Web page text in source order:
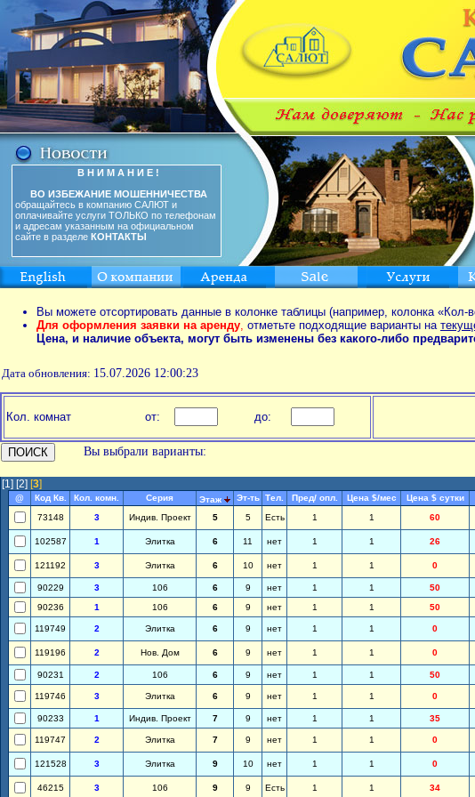
В Н И М А Н И Е !
ВО ИЗБЕЖАНИЕ МОШЕННИЧЕСТВА
обращайтесь в компанию САЛЮТ и
оплачивайте услуги ТОЛЬКО по телефонам
и адресам указанным на официальном
сайте в разделе КОНТАКТЫ
Вы можете отсортировать данные в колонке таблицы (например, колонка
Для оформления заявки на аренду, отметьте подходящие варианты на
Цена, и наличие объекта, могут быть изменены без какого-либо
Дата обновления: 15.07.2026 12:00:23
Кол. комнат от: до:
Вы выбрали варианты:
[1] [2] [3]
@ Код Кв. Кол. комн. Серия Этаж Эт-ть Тел. Пред/ опл. Цена $/мес Цена $ сутки
73148
3 Индив. Проект 5 5 Есть 1 1 60
102587 1 Элитка 6 11 нет 1 1 26
121192 3 Элитка 6 10 нет 1 1 0
90229 3 106 6 9 нет 1 1 50
90236
1 106 6 9 нет 1 1 50
119749 2 Элитка 6 9 нет 1 1 0
119196 2 Нов. Дом 6 9 нет 1 1 0
90231 2 106 6 9 нет 1 1 50
119746 3 Элитка 6 9 нет 1 1 0
90233 1 Индив. Проект 7 9 нет 1 1 35
119747 2 Элитка 7 9 нет 1 1 0
121528 3 Элитка 9 10 нет 1 1 0
46215 3 106 9 9 Есть 1 1 34